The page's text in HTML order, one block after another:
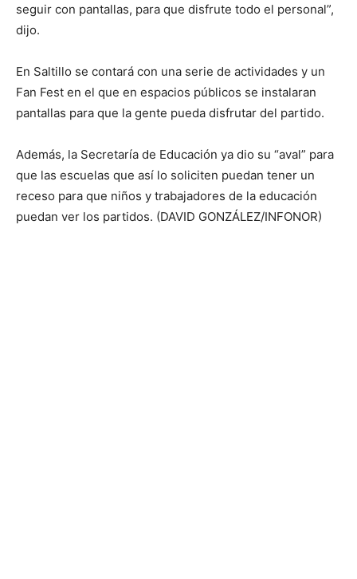
seguir con pantallas, para que disfrute todo el personal”,
dijo.
En Saltillo se contará con una serie de actividades y un
Fan Fest en el que en espacios públicos se instalaran
pantallas para que la gente pueda disfrutar del partido.
Además, la Secretaría de Educación ya dio su “aval” para
que las escuelas que así lo soliciten puedan tener un
receso para que niños y trabajadores de la educación
puedan ver los partidos. (DAVID GONZÁLEZ/INFONOR)